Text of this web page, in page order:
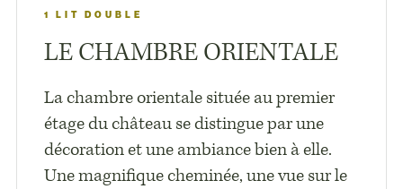
1 LIT DOUBLE
LE CHAMBRE ORIENTALE
La chambre orientale située au premier
étage du château se distingue par une
décoration et une ambiance bien à elle.
Une magnifique cheminée, une vue sur le